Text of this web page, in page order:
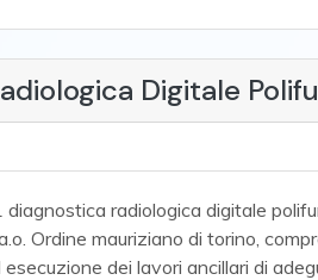
Digitale
diagnostica radiologica digitale
Ordine mauriziano di torino,
dei lavori ancillari di